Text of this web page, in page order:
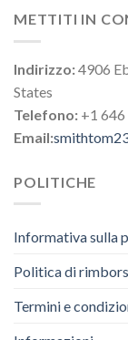
METTITI IN
Indirizzo:4906
States
Telefono: +1
Email:
POLITICHE
Informativa sulla
Politica di
Termini e